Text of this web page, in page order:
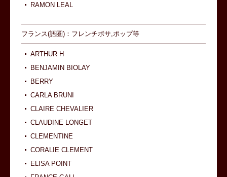
RAMON LEAL
フランス(語圏)：フレンチボサ,ポップ等
ARTHUR H
BENJAMIN BIOLAY
BERRY
CARLA BRUNI
CLAIRE CHEVALIER
CLAUDINE LONGET
CLEMENTINE
CORALIE CLEMENT
ELISA POINT